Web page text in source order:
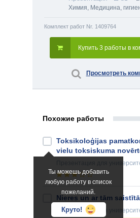
Химия, Медицина,
Комплект работ Nr. 1409764
Купить 3 работы в
Просмотреть
Похожие работы
Ты можешь добавить
любую работу в список
пожеланий.
Круто!
Toksikoloģijas
vielu toksiskuma
для
Nieres un ar tām
Презентациядля